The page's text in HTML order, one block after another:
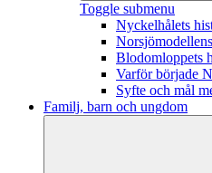
Toggle submenu
Nyckelhålets
Blodomloppets
Varför började
Syfte och mål
Familj, barn och ungdom